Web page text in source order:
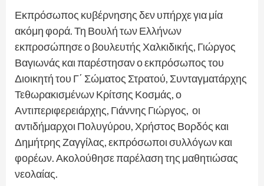
Εκπρόσωπος κυβέρνησης δεν υπήρχε για μία
ακόμη φορά. Τη Βουλή των Ελλήνων
εκπροσώπησε ο βουλευτής Χαλκιδικής, Γιώργος
Βαγιωνάς και παρέστησαν ο εκπρόσωπος του
Διοικητή του Γ΄ Σώματος Στρατού, Συνταγματάρχης
Τεθωρακισμένων Κρίτσης Κοσμάς, ο
Αντιπεριφερειάρχης, Γιάννης Γιώργος, οι
αντιδήμαρχοι Πολυγύρου, Χρήστος Βορδός και
Δημήτρης Ζαγγίλας, εκπρόσωποι συλλόγων και
φορέων. Ακολούθησε παρέλαση της μαθητιώσας
νεολαίας.